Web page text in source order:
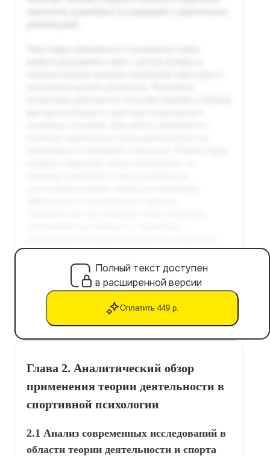
Полный текст доступен
в расширенной версии
Оплатить 449 р.
Глава 2. Аналитический обзор
применения теории деятельности в
спортивной психологии
2.1 Анализ современных исследований в
области теории деятельности и спорта